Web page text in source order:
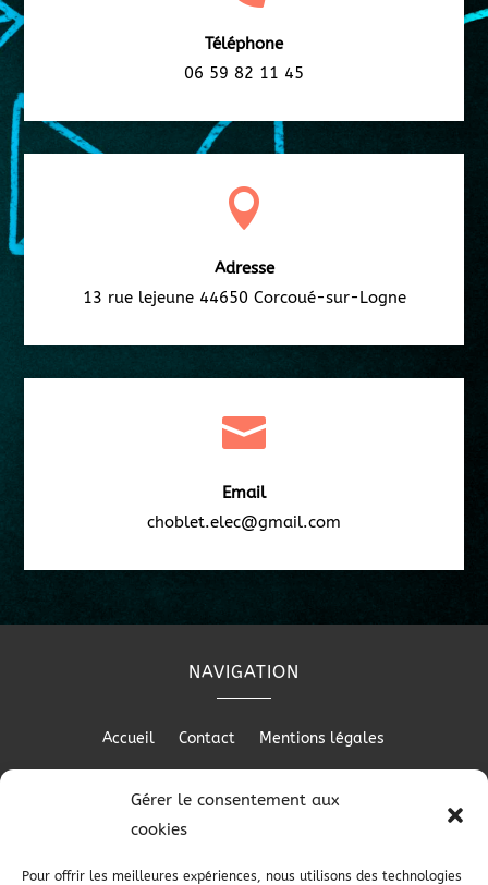
Gérer le consentement aux
cookies
Pour offrir les meilleures expériences, nous utilisons des technologies
Téléphone
06 59 82 11 45

Adresse
13 rue lejeune 44650 Corcoué-sur-Logne

Email
choblet.elec@gmail.com
NAVIGATION
Accueil Contact Mentions légales
RÉALISATION